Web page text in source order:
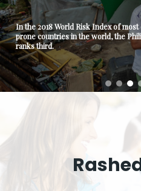
In the 2018 World Risk Index of
prone countries in the world, the
ranks third.